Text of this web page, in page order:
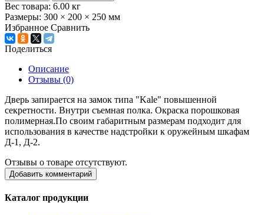
Вес товара: 6.00 кг
Размеры: 300 × 200 × 250 мм
Избранное Сравнить
Поделиться
Описание
Отзывы (0)
Дверь запирается на замок типа "Kale" повышенной
секретности. Внутри съемная полка. Окраска порошковая
полимерная.По своим габаритным размерам подходит для
использования в качестве надстройки к оружейным шкафам
Д-1, Д-2.
Отзывы о товаре отсутствуют.
Добавить комментарий
Каталог продукции